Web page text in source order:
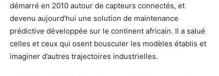
démarré en 2010 autour de capteurs connectés, et
devenu aujourd’hui une solution de maintenance
prédictive développée sur le continent africain. Il a salué
celles et ceux qui osent bousculer les modèles établis et
imaginer d’autres trajectoires industrielles.